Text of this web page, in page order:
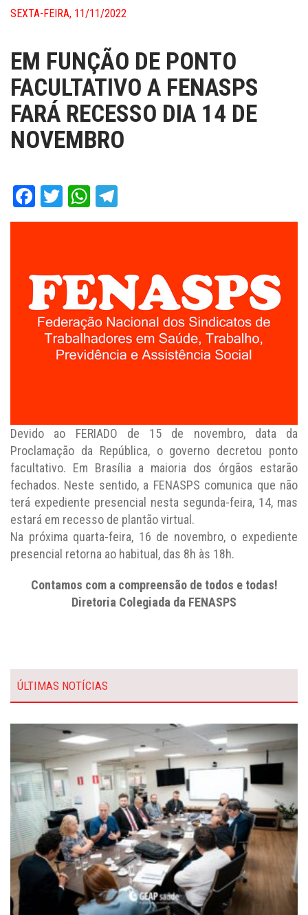
SEXTA-FEIRA, 11/11/2022
EM FUNÇÃO DE PONTO
FACULTATIVO A FENASPS
FARÁ RECESSO DIA 14 DE
NOVEMBRO
Facebook
TwitterWhatsApp
Devido ao FERIADO de 15 de novembro, data da
Proclamação da República, o governo decretou ponto
facultativo. Em Brasília a maioria dos órgãos estarão
fechados. Neste sentido, a FENASPS comunica que não
terá expediente presencial nesta segunda-feira, 14, mas
estará em recesso de plantão virtual.
Na próxima quarta-feira, 16 de novembro, o expediente
presencial retorna ao habitual, das 8h às 18h.
Contamos com a compreensão de todos e todas!
Diretoria Colegiada da FENASPS
ÚLTIMAS NOTÍCIAS